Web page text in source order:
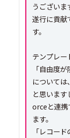
うございま
遂行に貢献
す。
テンプレー
「自由度
について
と思いま
orceと連携
ます。
「レコー